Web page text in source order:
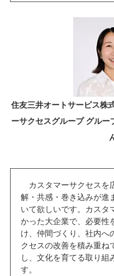
住友三井オートサービス
ーサクセスグループ グル
カスタマーサクセスを
解・共感・巻き込みが進
いて欲しいです。カスタ
かった大企業で、必要性
け、仲間づくり、社内へ
クセスの改善を積み重ね
し、文化を育てる取り
す。